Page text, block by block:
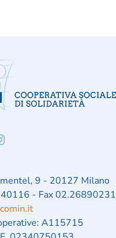
9 - 20127 Milano
- Fax 02.26890231
A115715